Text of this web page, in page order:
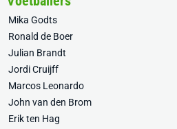
Mika Godts
Ronald de Boer
Julian Brandt
Jordi Cruijff
Marcos Leonardo
John van den Brom
Erik ten Hag